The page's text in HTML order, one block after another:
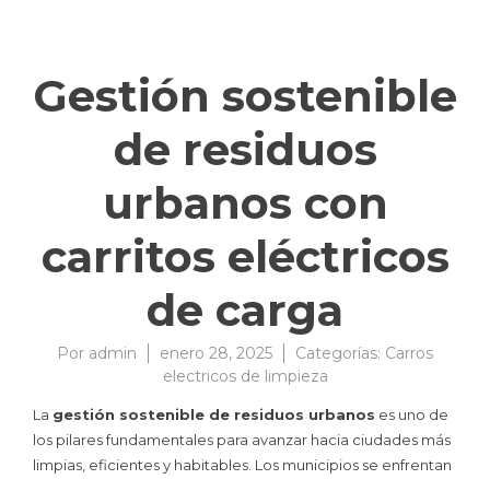
Gestión sostenible
de residuos
urbanos con
carritos eléctricos
de carga
Por admin enero 28, 2025 Categorías: Carros
electricos de limpieza
La gestión sostenible de residuos urbanos es uno de
los pilares fundamentales para avanzar hacia ciudades más
limpias, eficientes y habitables. Los municipios se enfrentan